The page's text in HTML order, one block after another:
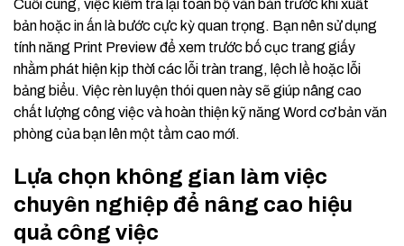
Cuối cùng, việc kiểm tra lại toàn bộ văn bản trước khi xuất
bản hoặc in ấn là bước cực kỳ quan trọng. Bạn nên sử dụng
tính năng Print Preview để xem trước bố cục trang giấy
nhằm phát hiện kịp thời các lỗi tràn trang, lệch lề hoặc lỗi
bảng biểu. Việc rèn luyện thói quen này sẽ giúp nâng cao
chất lượng công việc và hoàn thiện kỹ năng Word cơ bản văn
phòng của bạn lên một tầm cao mới.
Lựa chọn không gian làm việc
chuyên nghiệp để nâng cao hiệu
quả công việc